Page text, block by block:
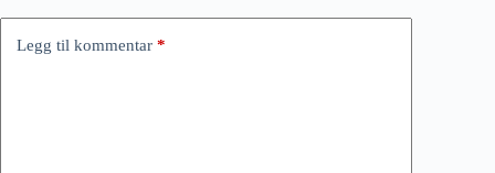
Legg til kommentar *